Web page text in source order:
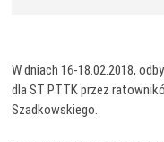
W dniach 16-18.02.2018,
dla ST PTTK przez
Szadkowskiego.